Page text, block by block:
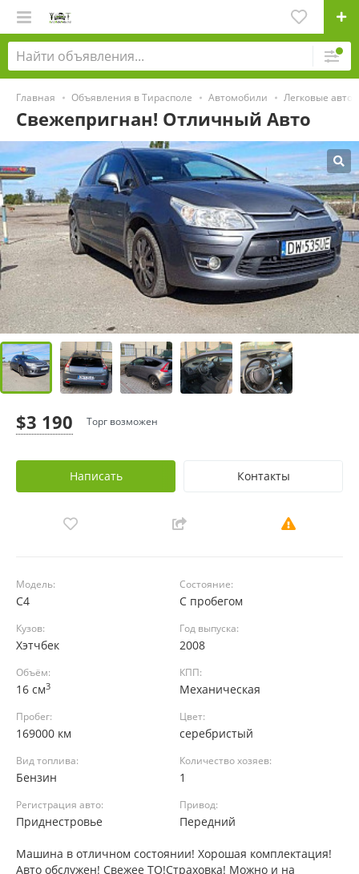
Главная Объявления в Тирасполе Автомобили Легковые
Свежепригнан! Отличный Авто
$3 190 Торг возможен
Написать Контакты
Модель:
C4
Состояние:
С пробегом
Кузов:
Хэтчбек
Год выпуска:
2008
Объём:
16 см3
КПП:
Механическая
Пробег:
169000 км
Цвет:
серебристый
Вид топлива:
Бензин
Количество хозяев:
1
Регистрация авто:
Приднестровье
Привод:
Передний
Машина в отличном состоянии! Хорошая комплектация!
Авто обслужен! Свежее ТО!Страховка! Можно и на